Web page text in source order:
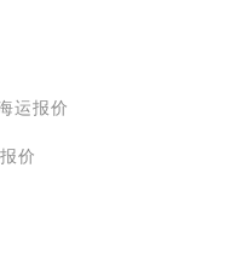
运报价
价